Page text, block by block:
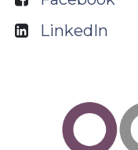
LinkedIn